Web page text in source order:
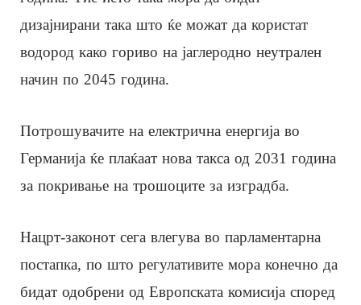
дизајнирани така што ќе можат да користат
водород како гориво на јаглеродно неутрален
начин по 2045 година.
Потрошувачите на електрична енергија во
Германија ќе плаќаат нова такса од 2031 година
за покривање на трошоците за изградба.
Нацрт-законот сега влегува во парламентарна
постапка, по што регулативите мора конечно да
бидат одобрени од Европската комисија според